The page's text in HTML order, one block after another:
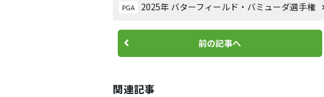
PGA 2025年 バターフィールド・バミューダ選手権
前の記事へ
関連記事